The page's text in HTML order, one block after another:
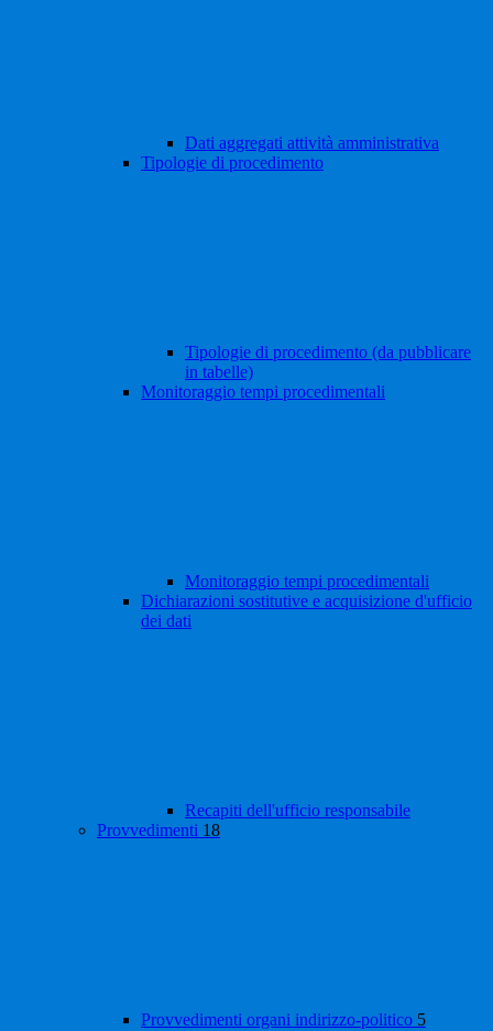
Dati aggregati attività amministrativa
Tipologie di procedimento
Tipologie di procedimento (da pubblicare
in tabelle)
Monitoraggio tempi procedimentali
Monitoraggio tempi procedimentali
Dichiarazioni sostitutive e acquisizione d'ufficio
dei dati
Recapiti dell'ufficio responsabile
Provvedimenti 18
Provvedimenti organi indirizzo-politico 5